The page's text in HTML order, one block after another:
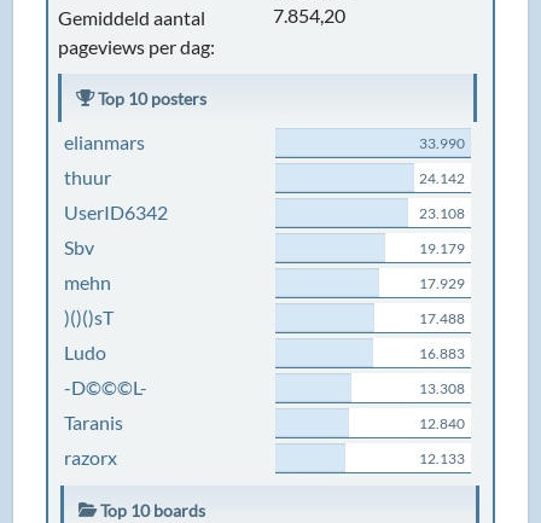
Gemiddeld aantal
pageviews per dag:
7.854,20
Top 10 posters
elianmars 33.990
thuur 24.142
UserID6342 23.108
Sbv 19.179
mehn 17.929
)()()sT 17.488
Ludo 16.883
-D©©©L- 13.308
Taranis 12.840
razorx 12.133
Top 10 boards